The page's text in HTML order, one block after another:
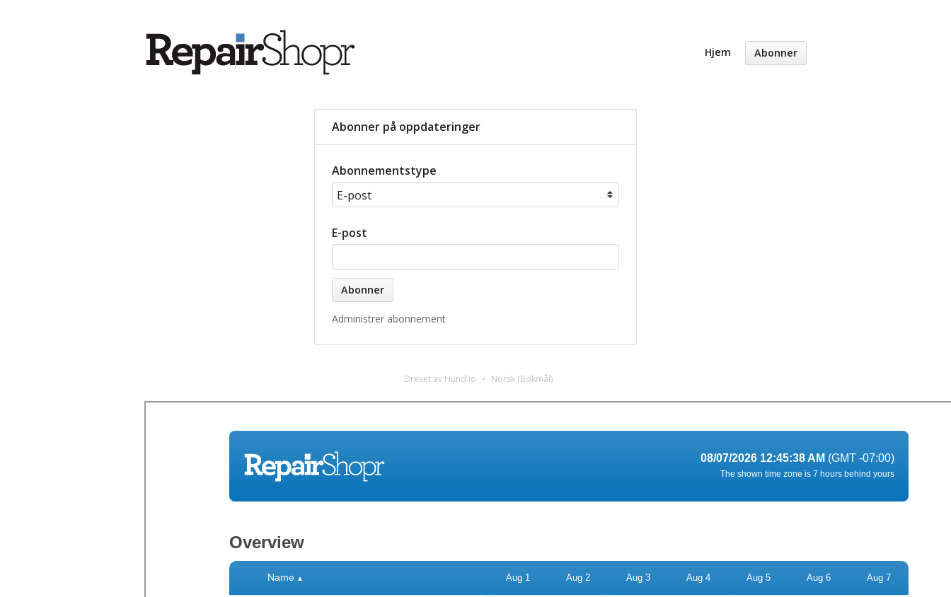
Hjem Abonner
Abonner på oppdateringer
Abonnementstype
E-post
Administrer abonnement
Drevet av Hund.io Norsk (Bokmål)